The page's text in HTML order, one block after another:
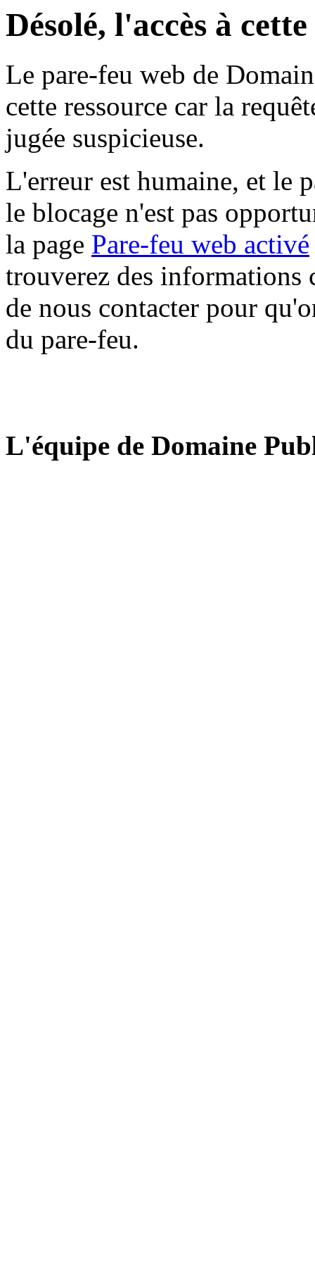
Désolé, l'accès à
Le pare-feu web de
cette ressource car la
jugée suspicieuse.
L'erreur est humaine, et le
le blocage n'est pas
la page Pare-feu web activé
trouverez des informations
de nous contacter pour
du pare-feu.
L'équipe de Domaine